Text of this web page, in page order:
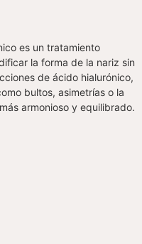
es un tratamiento
la forma de la nariz sin
de ácido hialurónico,
bultos, asimetrías o la
armonioso y equilibrado.